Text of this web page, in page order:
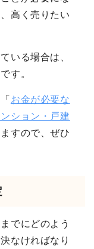
高く売りたい
いる場合は、
す。
お金が必要な
ション・戸建
すので、ぜひ
でにどのよう
なければなり